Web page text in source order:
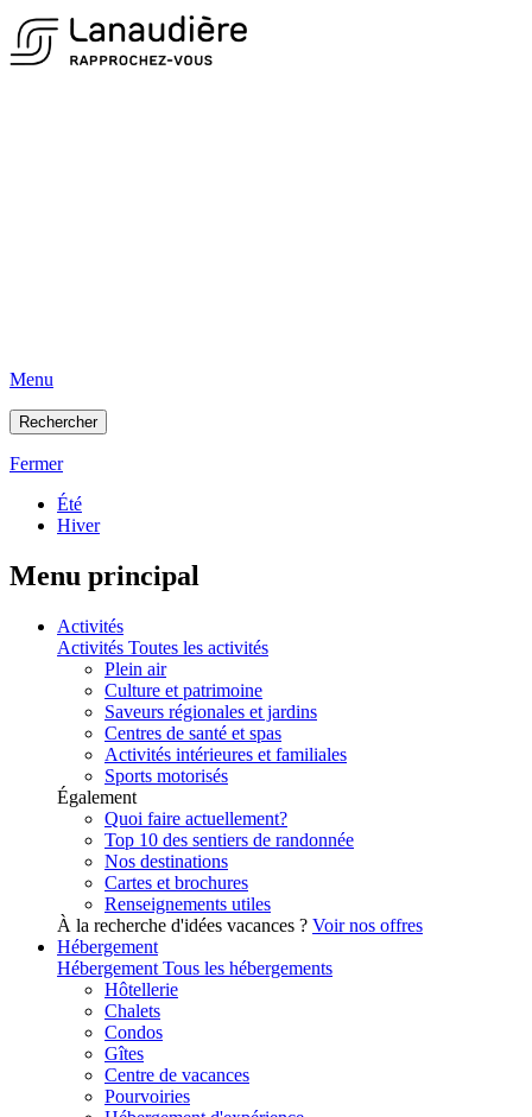
Menu
Rechercher
Fermer
Été
Hiver
Menu principal
Activités
Activités Toutes les activités
Plein air
Culture et patrimoine
Saveurs régionales et jardins
Centres de santé et spas
Activités intérieures et familiales
Sports motorisés
Également
Quoi faire actuellement?
Top 10 des sentiers de randonnée
Nos destinations
Cartes et brochures
Renseignements utiles
À la recherche d'idées vacances ? Voir nos offres
Hébergement
Hébergement Tous les hébergements
Hôtellerie
Chalets
Condos
Gîtes
Centre de vacances
Pourvoiries